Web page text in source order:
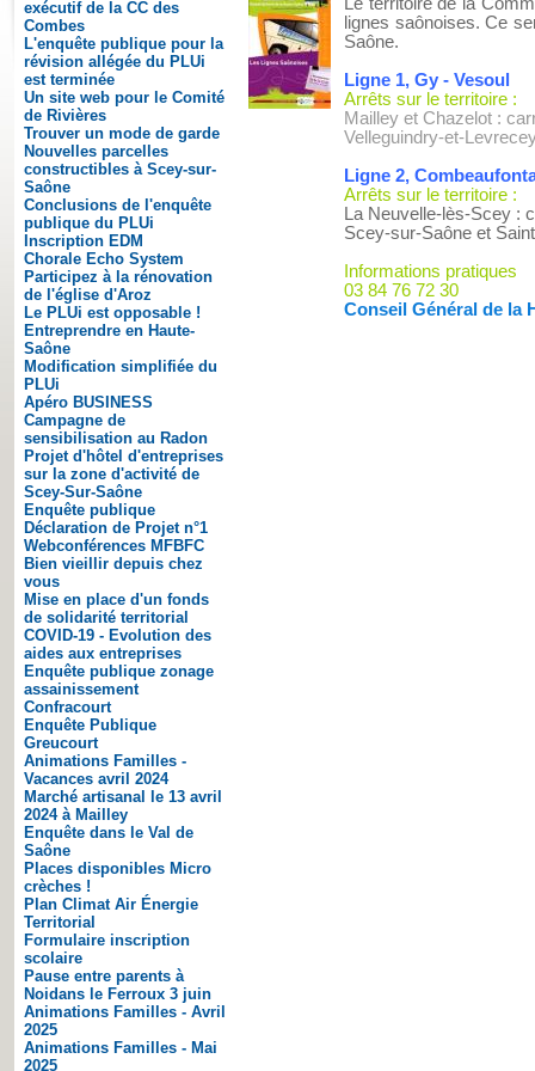
exécutif de la CC des
Combes
L'enquête publique pour la
révision allégée du PLUi
est terminée
Un site web pour le Comité
de Rivières
Trouver un mode de garde
Nouvelles parcelles
constructibles à Scey-sur-
Saône
Conclusions de l'enquête
publique du PLUi
Inscription EDM
Chorale Echo System
Participez à la rénovation
de l'église d'Aroz
Le PLUi est opposable !
Entreprendre en Haute-
Saône
Modification simplifiée du
PLUi
Apéro BUSINESS
Campagne de
sensibilisation au Radon
Projet d'hôtel d'entreprises
sur la zone d'activité de
Scey-Sur-Saône
Enquête publique
Déclaration de Projet n°1
Webconférences MFBFC
Bien vieillir depuis chez
vous
Mise en place d'un fonds
de solidarité territorial
COVID-19 - Evolution des
aides aux entreprises
Enquête publique zonage
assainissement
Confracourt
Enquête Publique
Greucourt
Animations Familles -
Vacances avril 2024
Marché artisanal le 13 avril
2024 à Mailley
Enquête dans le Val de
Saône
Places disponibles Micro
crèches !
Plan Climat Air Énergie
Territorial
Formulaire inscription
scolaire
Pause entre parents à
Noidans le Ferroux 3 juin
Animations Familles - Avril
2025
Animations Familles - Mai
2025
Le territoire de la
lignes saônoises. Ce
Saône.
Ligne 1, Gy - Vesoul
Arrêts sur le territoire :
Mailley et Chazelot :
Velleguindry-et-
Ligne 2,
Arrêts sur le territoire :
La Neuvelle-lès-Scey :
Scey-sur-Saône et
Informations pratiques
03 84 76 72 30
Conseil Général de la